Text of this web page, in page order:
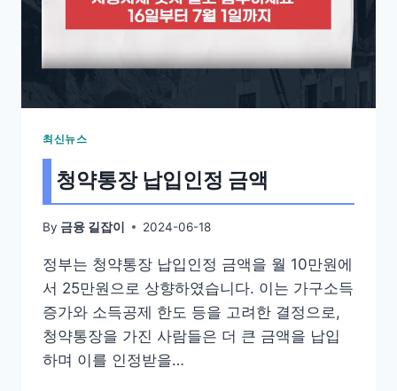
최신뉴스
청약통장 납입인정 금액
By 금융 길잡이 2024-06-18
정부는 청약통장 납입인정 금액을 월 10만원에
서 25만원으로 상향하였습니다. 이는 가구소득
증가와 소득공제 한도 등을 고려한 결정으로,
청약통장을 가진 사람들은 더 큰 금액을 납입
하며 이를 인정받을…